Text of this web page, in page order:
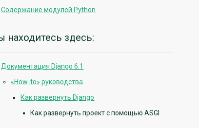
Содержание модулей Python
находитесь здесь:
Документация Django 6.1
«How-to» руководства
Как развернуть Django
Как развернуть проект с помощью ASGI